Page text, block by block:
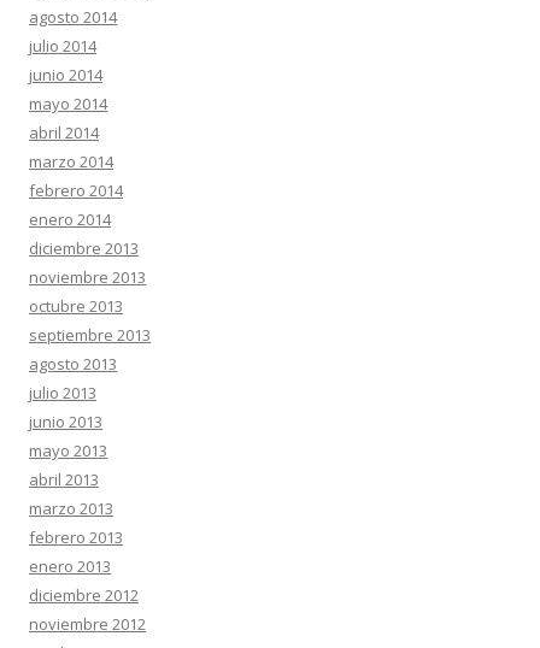
agosto 2014
julio 2014
junio 2014
mayo 2014
abril 2014
marzo 2014
febrero 2014
enero 2014
diciembre 2013
noviembre 2013
octubre 2013
septiembre 2013
agosto 2013
julio 2013
junio 2013
mayo 2013
abril 2013
marzo 2013
febrero 2013
enero 2013
diciembre 2012
noviembre 2012